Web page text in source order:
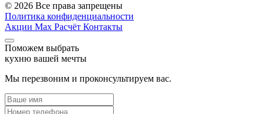
© 2026 Все права запрещены
Политика конфиденциальности
Акции Max Расчёт Контакты
Поможем выбрать
кухню вашей мечты
Мы перезвоним и проконсультируем вас.